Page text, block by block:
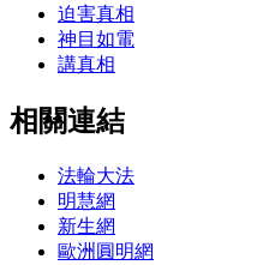
迫害真相
神目如電
講真相
相關連結
法輪大法
明慧網
新生網
歐洲圓明網